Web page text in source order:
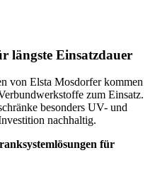
längste Einsatzdauer
von Elsta Mosdorfer kommen
zum Einsatz.
besonders UV- und
nachhaltig.
für